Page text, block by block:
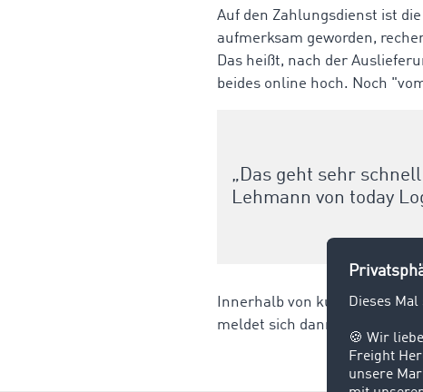
Auf den Zahlungsdienst ist
aufmerksam geworden,
Das heißt, nach der
beides online hoch. Noch
„Das geht sehr
Lehmann von today
Innerhalb von kurzer Zeit
meldet sich dann beim